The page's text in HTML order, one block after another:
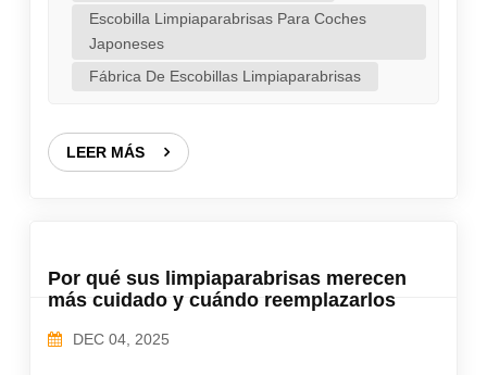
limpiaparabrisas planas) para garantizar una
presión uniforme en todo el parabrisas. Esto
evita las rayas y los saltos, proporcionando una
2. Mejor adaptación al parabrisas. El diseño
h&iac...
Escobilla Limpiaparabrisas Para Coches
Japoneses
Fábrica De Escobillas Limpiaparabrisas
LEER MÁS
Por qué sus limpiaparabrisas merecen
más cuidado y cuándo reemplazarlos
DEC 04, 2025